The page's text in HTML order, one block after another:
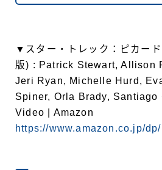
▼スター・トレック：ピカー
版) : Patrick Stewart, Allison
Jeri Ryan, Michelle Hurd,
Spiner, Orla Brady, Santiago
Video | Amazon
https://www.amazon.co.jp/